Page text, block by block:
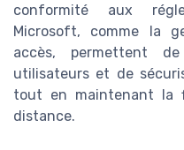
conformité aux
Microsoft, comme la
accès, permettent
utilisateurs et de
tout en maintenant la
distance.